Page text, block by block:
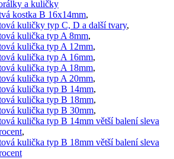
a kuličky
kostka B 16x14mm,
kuličky typ C, D a další tvary,
kulička typ A 8mm,
kulička typ A 12mm,
kulička typ A 16mm,
kulička typ A 18mm,
kulička typ A 20mm,
kulička typ B 14mm,
kulička typ B 18mm,
kulička typ B 30mm,
kulička typ B 14mm větší balení sleva
,
kulička typ B 18mm větší balení sleva